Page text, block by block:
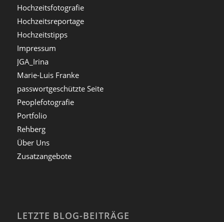
Hochzeitsfotografie
Hochzeitsreportage
Hochzeitstipps
Impressum
JGA_Irina
Marie-Luis Franke
passwortgeschützte Seite
Peoplefotografie
Portfolio
Rehberg
Über Uns
Zusatzangebote
LETZTE BLOG-BEITRÄGE